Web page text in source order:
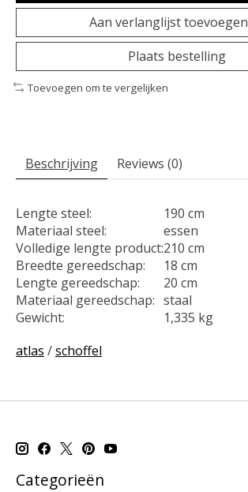
Aan verlanglijst toevoegen
Plaats bestelling
Toevoegen om te vergelijken
Beschrijving Reviews (0)
Lengte steel:
190 cm
Materiaal steel:
essen
Volledige lengte product:210 cm
Breedte gereedschap:
18 cm
Lengte gereedschap:
20 cm
Materiaal gereedschap: staal
Gewicht:
1,335 kg
atlas /schoffel
Categorieën